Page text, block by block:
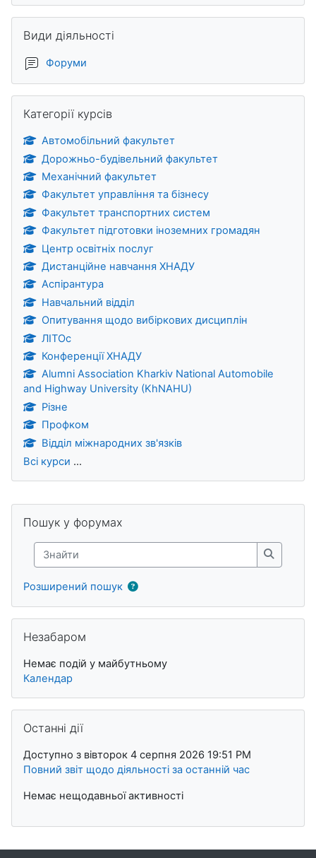
Види діяльності
Форуми
Категорії курсів
Автомобільний факультет
Дорожньо-будівельний факультет
Механічний факультет
Факультет управління та бізнесу
Факультет транспортних систем
Факультет підготовки іноземних громадян
Центр освітніх послуг
Дистанційне навчання ХНАДУ
Аспірантура
Навчальний відділ
Опитування щодо вибіркових дисциплін
ЛІТОс
Конференції ХНАДУ
Alumni Association Kharkiv National Automobile
and Highway University (KhNAHU)
Різне
Профком
Відділ міжнародних зв'язків
Всі курси ...
Блоки
Пошук у форумах
Знайти
Знайти
Розширений пошук
Незабаром
Немає подій у майбутньому
Календар
Останні дії
Доступно з вівторок 4 серпня 2026 19:51 PM
Повний звіт щодо діяльності за останній час
Немає нещодавньої активності